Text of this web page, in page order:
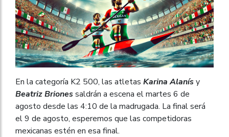
En la categoría K2 500, las atletas Karina Alanísy
Beatriz Brionessaldrán a escena el martes 6 de
agosto desde las 4:10 de la madrugada. La final será
el 9 de agosto, esperemos que las competidoras
mexicanas estén en esa final.